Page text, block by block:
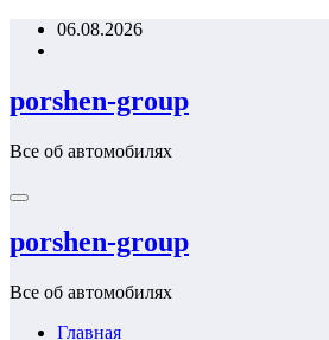
Перейти06.08.2026
porshen-group
Все об автомобилях
porshen-group
Все об автомобилях
Главная